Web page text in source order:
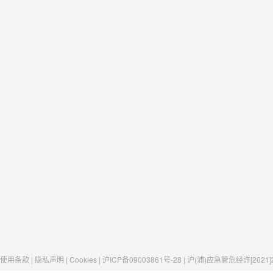
使用条款 | 隐私声明 | Cookies | 沪ICP备09003861号-28 | 沪(浦)应急管危经许